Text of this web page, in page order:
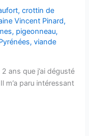
,crottin de
Vincent Pinard,
, pigeonneau,
,viande
ans que j’ai dégusté
m’a paru intéressant